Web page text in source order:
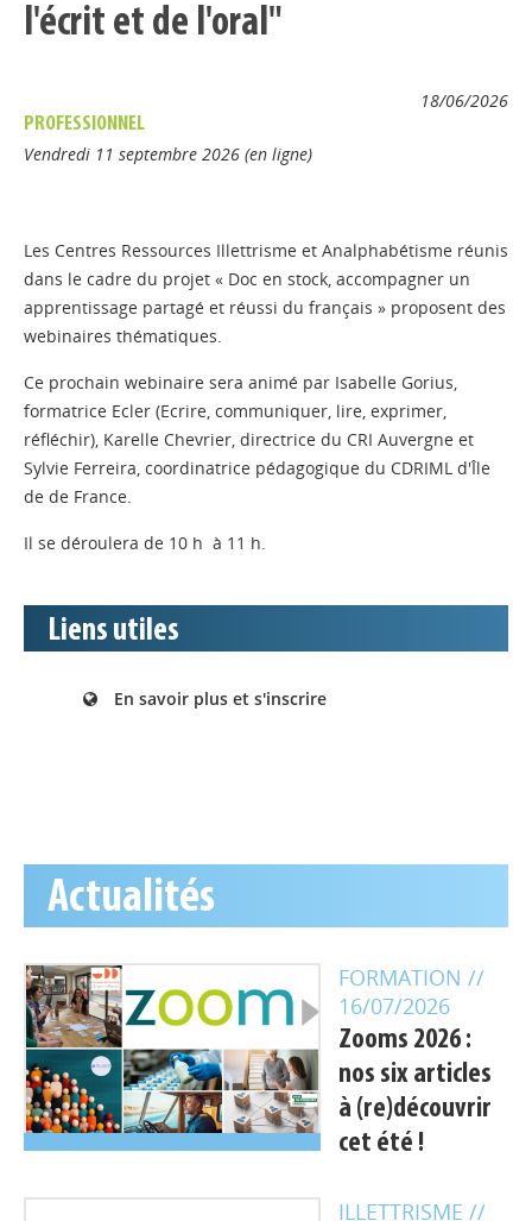
l'écrit et de l'oral"
18/06/2026
PROFESSIONNEL
Vendredi 11 septembre 2026 (en ligne)
Les Centres Ressources Illettrisme et Analphabétisme réunis
dans le cadre du projet « Doc en stock, accompagner un
apprentissage partagé et réussi du français » proposent des
webinaires thématiques.
Ce prochain webinaire sera animé par Isabelle Gorius,
formatrice Ecler (Ecrire, communiquer, lire, exprimer,
réfléchir), Karelle Chevrier, directrice du CRI Auvergne et
Sylvie Ferreira, coordinatrice pédagogique du CDRIML d'Île
de de France.
Il se déroulera de 10 h à 11 h.
Liens utiles
En savoir plus et s'inscrire
Actualités
FORMATION //
16/07/2026
Zooms 2026 :
nos six articles
à (re)découvrir
cet été !
ILLETTRISME //